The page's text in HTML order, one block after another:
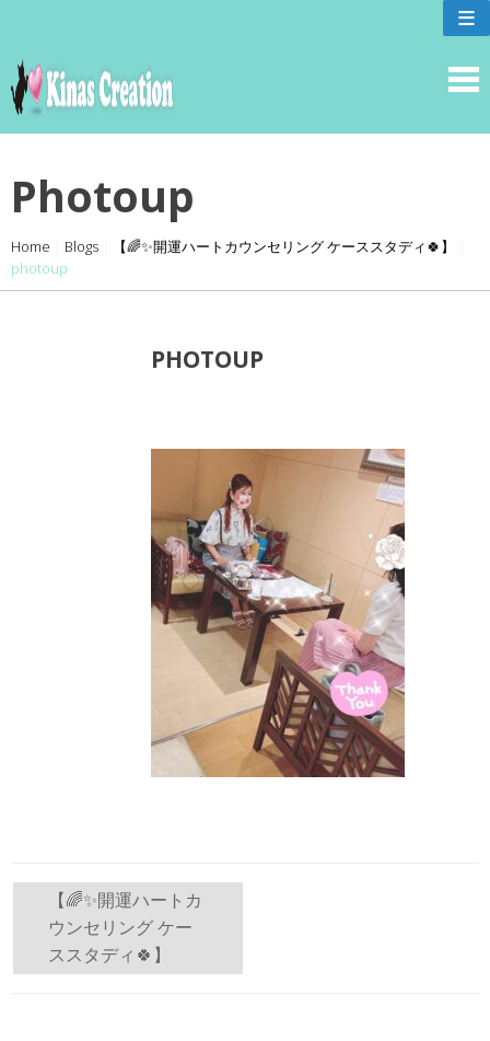
content
≡
Photoup
Home Blogs 【🌈✨開運ハートカウンセリング ケーススタディ🍀】
photoup
PHOTOUP
ナ
【🌈✨開運ハートカ
ウンセリング ケー
ススタディ🍀】